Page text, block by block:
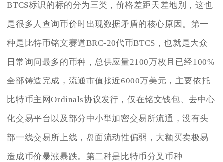
BTCS标识的标的分为三类，价格差距天差地别，这也
是很多人查询币价时出现数据矛盾的核心原因。第一
种是比特币铭文赛道BRC-20代币BTCS，也就是大众
日常询问最多的币种，总供应量2100万枚且已经100%
全部铸造完成，流通市值接近6000万美元，主要依托
比特币主网Ordinals协议发行，仅在铭文钱包、去中心
化交易平台以及部分中小型加密交易所流通，没有头
部一线交易所上线，盘面流动性偏弱，大额买卖极易
造成币价暴涨暴跌。第二种是比特币分叉币种